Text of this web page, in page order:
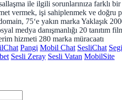
ile ilgili sorunlarınıza farklı
vermek, işi sahiplenmek ve
75‘e yakın marka Yaklaşık
medya danışmanlığı 20
hizmeti 280 marka müracaatı
Pangi Mobil Chat SesliChat
Sesli Zeray Sesli Vatan MobilSite